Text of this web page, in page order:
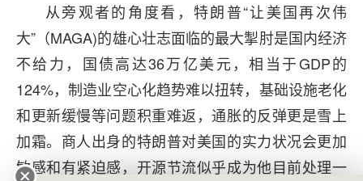
从旁观者的角度看，特朗普“让美国再次伟
大”（MAGA)的雄心壮志面临的最大掣肘是国内经济
不给力，国债高达36万亿美元，相当于GDP的
124%，制造业空心化趋势难以扭转，基础设施老化
和更新缓慢等问题积重难返，通胀的反弹更是雪上
加霜。商人出身的特朗普对美国的实力状况会更加
敏感和有紧迫感，开源节流似乎成为他目前处理一